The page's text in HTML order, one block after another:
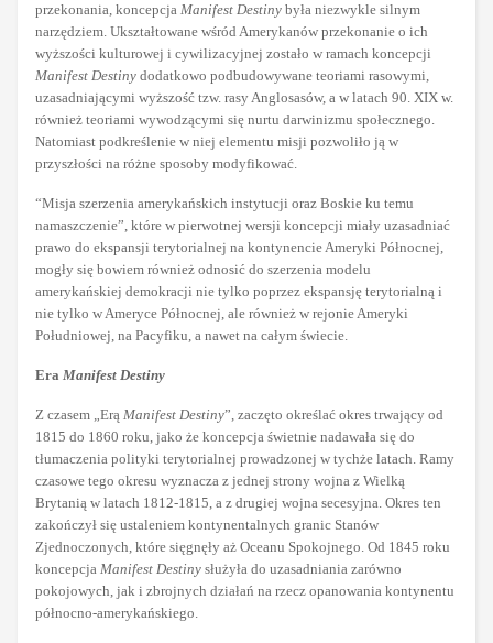
przekonania, koncepcja Manifest Destiny była niezwykle silnym
narzędziem. Ukształtowane wśród Amerykanów przekonanie o ich
wyższości kulturowej i cywilizacyjnej zostało w ramach koncepcji
Manifest Destiny dodatkowo podbudowywane teoriami rasowymi,
uzasadniającymi wyższość tzw. rasy Anglosasów, a w latach 90. XIX w.
również teoriami wywodzącymi się nurtu darwinizmu społecznego.
Natomiast podkreślenie w niej elementu misji pozwoliło ją w
przyszłości na różne sposoby modyfikować.
“Misja szerzenia amerykańskich instytucji oraz Boskie ku temu
namaszczenie”, które w pierwotnej wersji koncepcji miały uzasadniać
prawo do ekspansji terytorialnej na kontynencie Ameryki Północnej,
mogły się bowiem również odnosić do szerzenia modelu
amerykańskiej demokracji nie tylko poprzez ekspansję terytorialną i
nie tylko w Ameryce Północnej, ale również w rejonie Ameryki
Południowej, na Pacyfiku, a nawet na całym świecie.
Era Manifest Destiny
Z czasem „Erą Manifest Destiny”, zaczęto określać okres trwający od
1815 do 1860 roku, jako że koncepcja świetnie nadawała się do
tłumaczenia polityki terytorialnej prowadzonej w tychże latach. Ramy
czasowe tego okresu wyznacza z jednej strony wojna z Wielką
Brytanią w latach 1812-1815, a z drugiej wojna secesyjna. Okres ten
zakończył się ustaleniem kontynentalnych granic Stanów
Zjednoczonych, które sięgnęły aż Oceanu Spokojnego. Od 1845 roku
koncepcja Manifest Destiny służyła do uzasadniania zarówno
pokojowych, jak i zbrojnych działań na rzecz opanowania kontynentu
północno-amerykańskiego.